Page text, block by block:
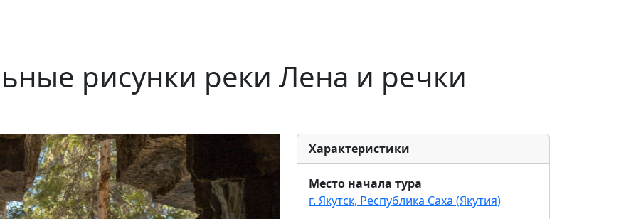
рисунки реки Лена и речки
Характеристики
Место начала тура
г. Якутск, Республика Саха (Якутия)